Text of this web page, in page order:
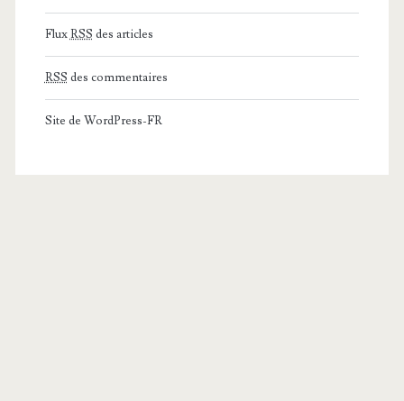
FluxRSS des articles
RSS des commentaires
Site de WordPress-FR